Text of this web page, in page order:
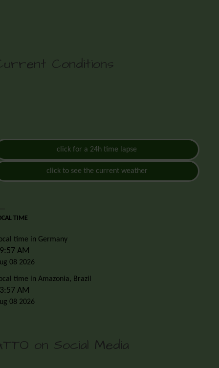
Conditions
click for a 24h time lapse
click to see the current weather
TIME
time in Germany
AM
08 2026
time in Amazonia, Brazil
AM
08 2026
on Social Media